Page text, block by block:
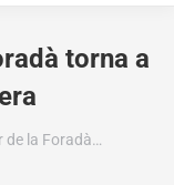
torna a
de la Foradà…